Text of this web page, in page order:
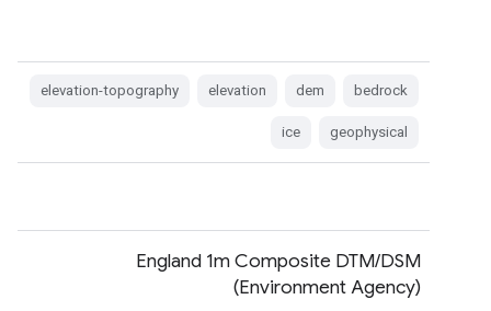
bedrock
dem
elevation
elevation-topography
geophysical
ice
England 1m Composite DTM/DSM
(Environment Agency)